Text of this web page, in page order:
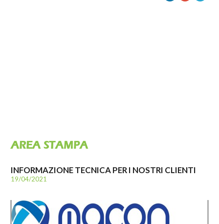
AREA STAMPA
INFORMAZIONE TECNICA PER I NOSTRI CLIENTI
19/04/2021